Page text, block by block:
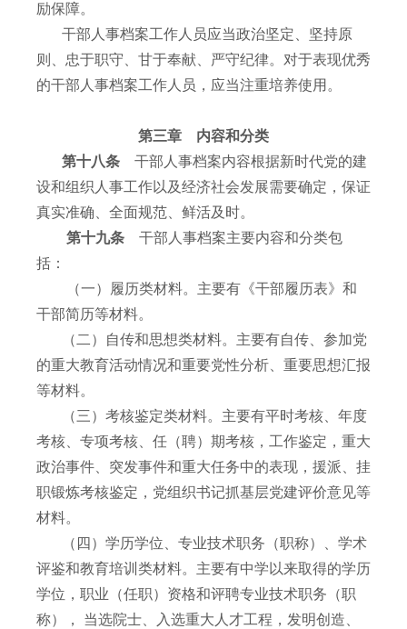
励保障。
干部人事档案工作人员应当政治坚定、坚持原
则、忠于职守、甘于奉献、严守纪律。对于表现优秀
的干部人事档案工作人员，应当注重培养使用。
第三章 内容和分类
第十八条 干部人事档案内容根据新时代党的建
设和组织人事工作以及经济社会发展需要确定，保证
真实准确、全面规范、鲜活及时。
第十九条 干部人事档案主要内容和分类包
括：
（一）履历类材料。主要有《干部履历表》和
干部简历等材料。
（二）自传和思想类材料。主要有自传、参加党
的重大教育活动情况和重要党性分析、重要思想汇报
等材料。
（三）考核鉴定类材料。主要有平时考核、年度
考核、专项考核、任（聘）期考核，工作鉴定，重大
政治事件、突发事件和重大任务中的表现，援派、挂
职锻炼考核鉴定，党组织书记抓基层党建评价意见等
材料。
（四）学历学位、专业技术职务（职称）、学术
评鉴和教育培训类材料。主要有中学以来取得的学历
学位，职业（任职）资格和评聘专业技术职务（职
称）， 当选院士、入选重大人才工程，发明创造、